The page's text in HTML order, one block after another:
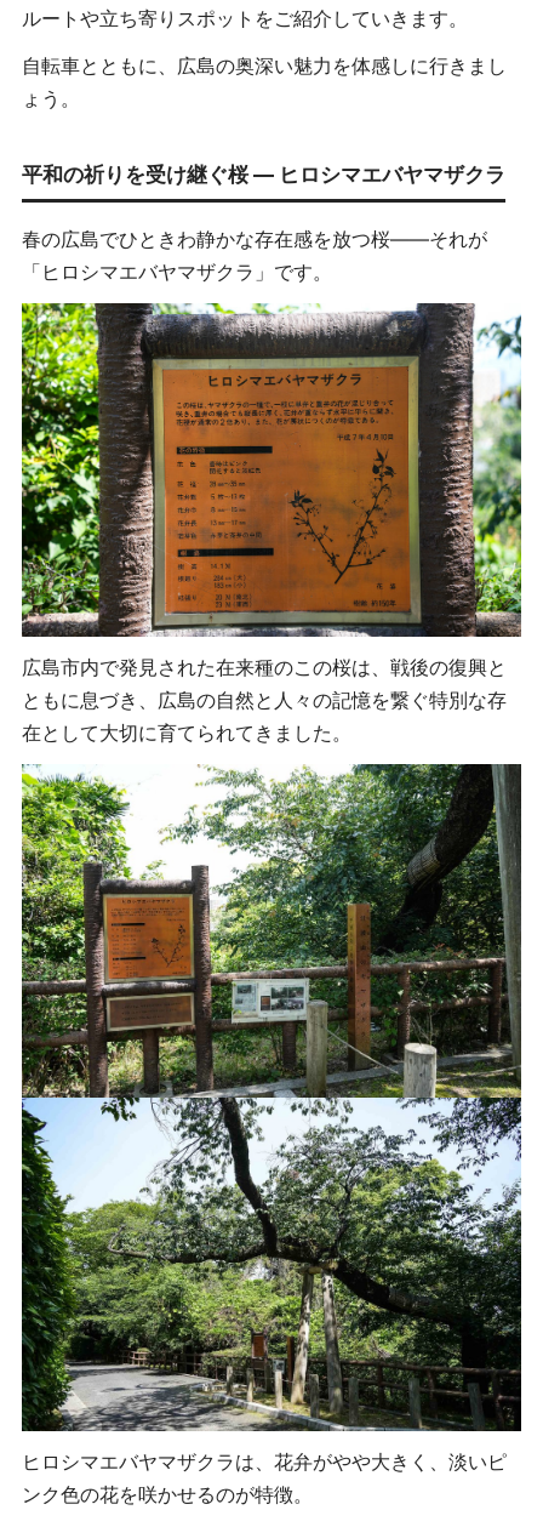
ルートや立ち寄りスポットをご紹介していきます。
自転車とともに、広島の奥深い魅力を体感しに行きまし
ょう。
平和の祈りを受け継ぐ桜 ― ヒロシマエバヤマザクラ
春の広島でひときわ静かな存在感を放つ桜――それが
「ヒロシマエバヤマザクラ」です。
広島市内で発見された在来種のこの桜は、戦後の復興と
ともに息づき、広島の自然と人々の記憶を繋ぐ特別な存
在として大切に育てられてきました。
ヒロシマエバヤマザクラは、花弁がやや大きく、淡いピ
ンク色の花を咲かせるのが特徴。